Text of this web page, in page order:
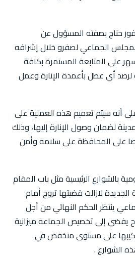
حناج بصفته المسؤول عن
الجماعي لصفرو خلال إشرافه
على المتابعة المستمرة بكافة
لرصد أي عطل بأعمدة الإنارة وعمل
أنه سيتم تعميم هذه العملية على
لضمان وصول الإنارة إليها، وذلك
على المحافظة على سلامة وأمن
بالشوارع الرئيسية مثل باب المقام
لازالت قضيتها تروج أمام
ينتظر الحكم النهائي من أجل
يفضي إلى تخصيص الجماعة ميزانية
على مستوى منخفض في
الشوارع .